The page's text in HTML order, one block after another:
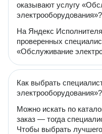
оказывают услугу
электрооборудования»?
На Яндекс
проверенных
«Обслуживание
Как выбрать
электрооборудования»?
Можно искать по
заказ — тогда
Чтобы выбрать